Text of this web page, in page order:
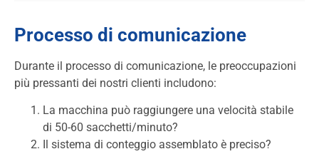
Processo di comunicazione
Durante il processo di comunicazione, le preoccupazioni
più pressanti dei nostri clienti includono:
La macchina può raggiungere una velocità stabile
di 50-60 sacchetti/minuto?
Il sistema di conteggio assemblato è preciso?